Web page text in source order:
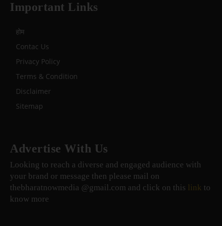
Important Links
होम
Contac Us
Privacy Policy
Terms & Condition
Disclaimer
Sitemap
Advertise With Us
Looking to reach a diverse and engaged audience with
your brand or message then please mail on
thebharatnowmedia @gmail.com and click on this link to
know more